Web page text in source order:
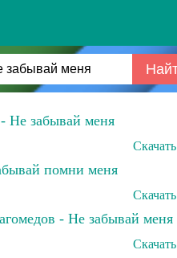
Не забывай меня
Скачать
помни меня
Скачать
- Не забывай меня
Скачать